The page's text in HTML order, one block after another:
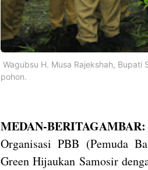
Wagubsu H. Musa Rajekshah, Bupati
pohon.
MEDAN-BERITAGAMBAR:
Organisasi PBB (Pemuda
Green Hijaukan Samosir